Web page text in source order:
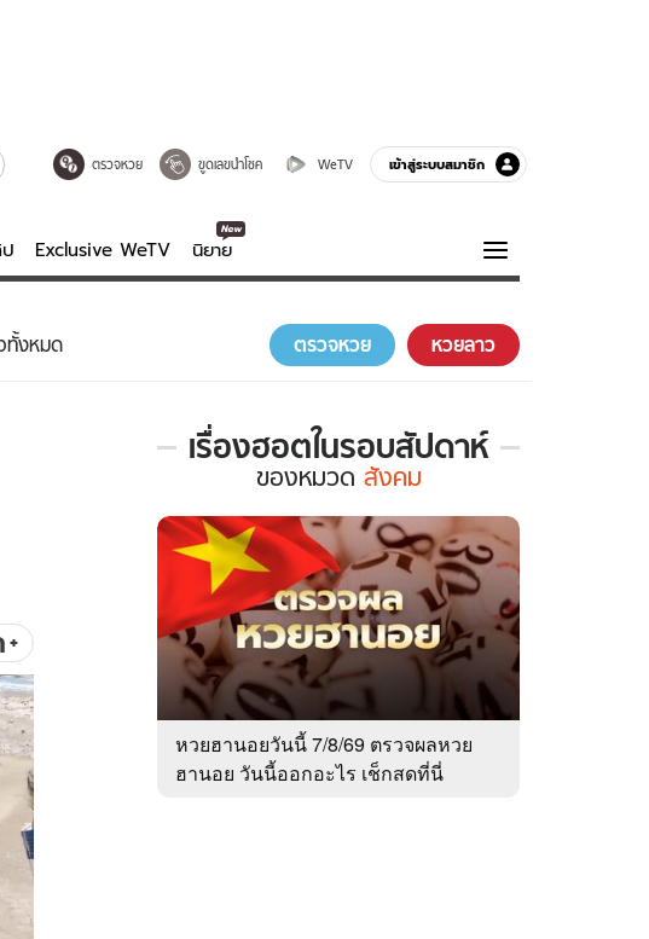
ตรวจหวย ขูดเลขนำโชค WeTV เข้าสู่ระบบสมาชิก
Exclusive WeTV นิยาย
บันเทิงครบรส
WeTV
Exclusive WeTV
นิยาย
ความรู้รอบตัว
ฮาวทู
ทั้งหมด ตรวจหวย หวยลาว
+
เรื่องฮอตในรอบสัปดาห์
เรื่อง
ใน
รอบ
สัปดาห์
หมวด
สังคม
ของหมวด สังคม
หวยฮานอยวันนี้ 7/8/69 ตรวจผลหวย
ฮานอย วันนี้ออกอะไร เช็กสดที่นี่